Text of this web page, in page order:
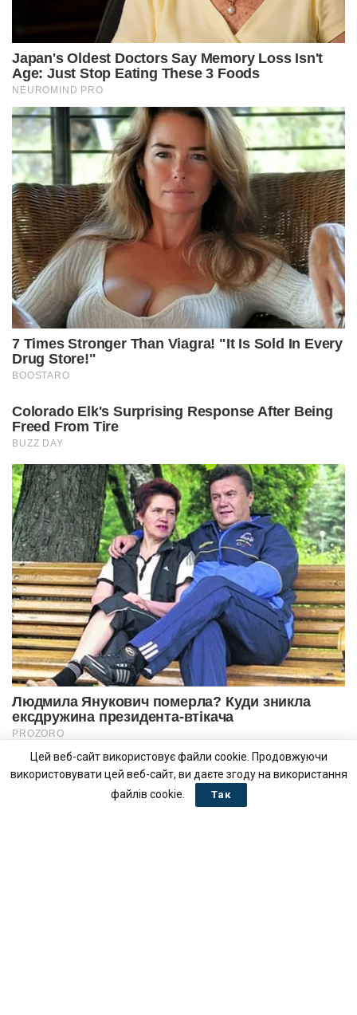
Цей веб-сайт використовує файли cookie. Продовжуючи
використовувати цей веб-сайт, ви даєте згоду на використання
файлів cookie.
Так